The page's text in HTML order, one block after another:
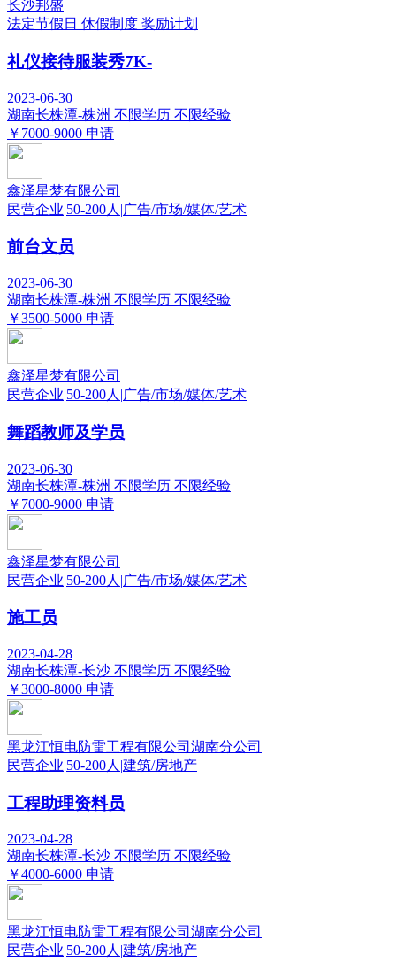
长沙邦盛
法定节假日 休假制度 奖励计划
礼仪接待服装秀7K-
2023-06-30
湖南长株潭-株洲 不限学历 不限经验
￥7000-9000 申请
鑫泽星梦有限公司
民营企业|50-200人 |广告/市场/媒体/艺术
前台文员
2023-06-30
湖南长株潭-株洲 不限学历 不限经验
￥3500-5000 申请
鑫泽星梦有限公司
民营企业|50-200人 |广告/市场/媒体/艺术
舞蹈教师及学员
2023-06-30
湖南长株潭-株洲 不限学历 不限经验
￥7000-9000 申请
鑫泽星梦有限公司
民营企业|50-200人 |广告/市场/媒体/艺术
施工员
2023-04-28
湖南长株潭-长沙 不限学历 不限经验
￥3000-8000 申请
黑龙江恒电防雷工程有限公司湖南分公司
民营企业|50-200人 |建筑/房地产
工程助理资料员
2023-04-28
湖南长株潭-长沙 不限学历 不限经验
￥4000-6000 申请
黑龙江恒电防雷工程有限公司湖南分公司
民营企业|50-200人|建筑/房地产